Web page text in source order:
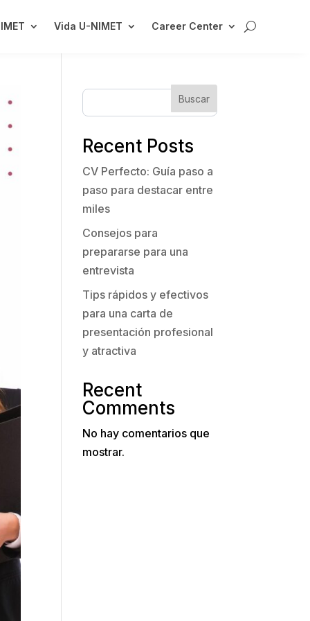
Vida U-NIMET Career Center
Buscar
Recent Posts
CV Perfecto: Guía paso a
paso para destacar entre
miles
Consejos para
prepararse para una
entrevista
Tips rápidos y efectivos
para una carta de
presentación profesional
y atractiva
Recent
Comments
No hay comentarios que
mostrar.